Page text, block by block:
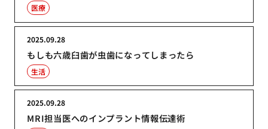
医療
もしも六歳臼歯が虫歯になってしまったら
2025.09.28
生活
MRI担当医へのインプラント情報伝達術
2025.09.28